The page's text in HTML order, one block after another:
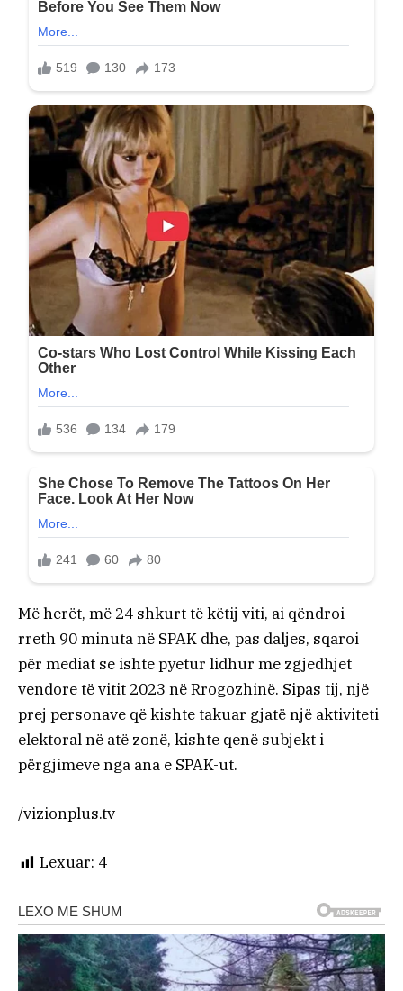
Më herët, më 24 shkurt të këtij viti, ai qëndroi
rreth 90 minuta në SPAK dhe, pas daljes, sqaroi
për mediat se ishte pyetur lidhur me zgjedhjet
vendore të vitit 2023 në Rrogozhinë. Sipas tij, një
prej personave që kishte takuar gjatë një aktiviteti
elektoral në atë zonë, kishte qenë subjekt i
përgjimeve nga ana e SPAK-ut.
/vizionplus.tv
Lexuar: 4